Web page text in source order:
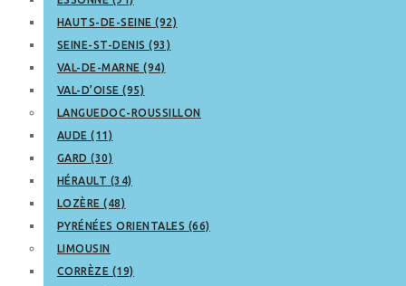
HAUTS-DE-SEINE (92)
SEINE-ST-DENIS (93)
VAL-DE-MARNE (94)
VAL-D’OISE (95)
LANGUEDOC-ROUSSILLON
AUDE (11)
GARD (30)
HÉRAULT (34)
LOZÈRE (48)
PYRÉNÉES ORIENTALES (66)
LIMOUSIN
CORRÈZE (19)